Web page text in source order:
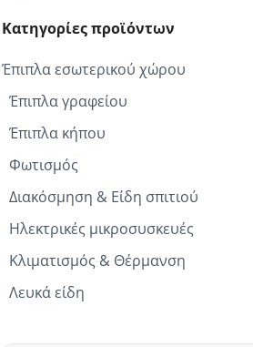
Κατηγορίες προϊόντων
Έπιπλα εσωτερικού χώρου
Έπιπλα γραφείου
Έπιπλα κήπου
Φωτισμός
Διακόσμηση & Είδη σπιτιού
Ηλεκτρικές μικροσυσκευές
Κλιματισμός & Θέρμανση
Λευκά είδη